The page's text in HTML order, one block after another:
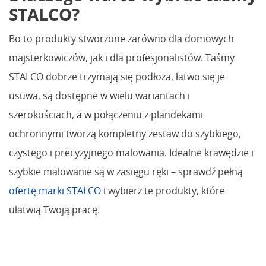
STALCO?
Bo to produkty stworzone zarówno dla domowych
majsterkowiczów, jak i dla profesjonalistów. Taśmy
STALCO dobrze trzymają się podłoża, łatwo się je
usuwa, są dostępne w wielu wariantach i
szerokościach, a w połączeniu z plandekami
ochronnymi tworzą kompletny zestaw do szybkiego,
czystego i precyzyjnego malowania. Idealne krawędzie i
szybkie malowanie są w zasięgu ręki – sprawdź pełną
ofertę marki STALCO i wybierz te produkty, które
ułatwią Twoją pracę.